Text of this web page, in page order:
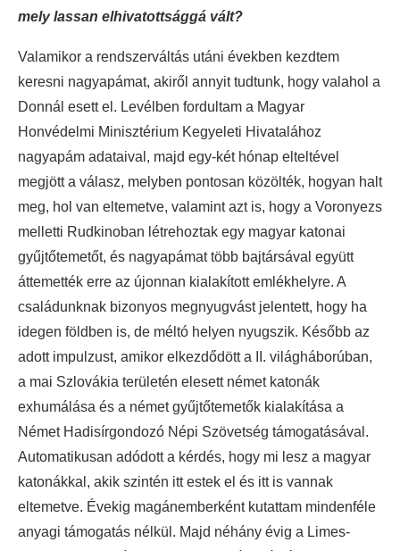
mely lassan elhivatottsággá vált?
Valamikor a rendszerváltás utáni években kezdtem
keresni nagyapámat, akiről annyit tudtunk, hogy valahol a
Donnál esett el. Levélben fordultam a Magyar
Honvédelmi Minisztérium Kegyeleti Hivatalához
nagyapám adataival, majd egy-két hónap elteltével
megjött a válasz, melyben pontosan közölték, hogyan halt
meg, hol van eltemetve, valamint azt is, hogy a Voronyezs
melletti Rudkinoban létrehoztak egy magyar katonai
gyűjtőtemetőt, és nagyapámat több bajtársával együtt
áttemették erre az újonnan kialakított emlékhelyre. A
családunknak bizonyos megnyugvást jelentett, hogy ha
idegen földben is, de méltó helyen nyugszik. Később az
adott impulzust, amikor elkezdődött a II. világháborúban,
a mai Szlovákia területén elesett német katonák
exhumálása és a német gyűjtőtemetők kialakítása a
Német Hadisírgondozó Népi Szövetség támogatásával.
Automatikusan adódott a kérdés, hogy mi lesz a magyar
katonákkal, akik szintén itt estek el és itt is vannak
eltemetve. Évekig magánemberként kutattam mindenféle
anyagi támogatás nélkül. Majd néhány évig a Limes-